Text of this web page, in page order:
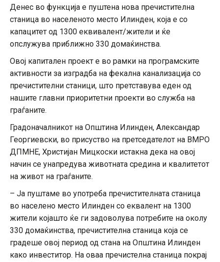
Денес во функција е пуштена нова пречистителна
станица во населеното место Илинден, која е со
капацитет од 1300 еквивалент/жители и ќе
опслужува приближно 330 домаќинства.
Овој капитален проект е во рамки на програмските
активности за изградба на фекална канализација со
пречистителни станици, што претставува еден од
нашите главни приоритетни проекти во служба на
граѓаните.
Градоначалникот на Општина Илинден, Александар
Георгиевски, во присуство на претседателот на ВМРО
ДПМНЕ, Христијан Мицкоски истакна дека на овој
начин се унапредува животната средина и квалитетот
на живот на граѓаните.
– Ја пуштаме во употреба пречистителната станица
во населено место Илинден со еквалент на 1300
жители којашто ќе ги задоволува потребите на околу
330 домаќинства, пречистителна станица која се
градеше овој период од стана на Општина Илинден
како инвеститор. На оваа пречистелна станица покрај